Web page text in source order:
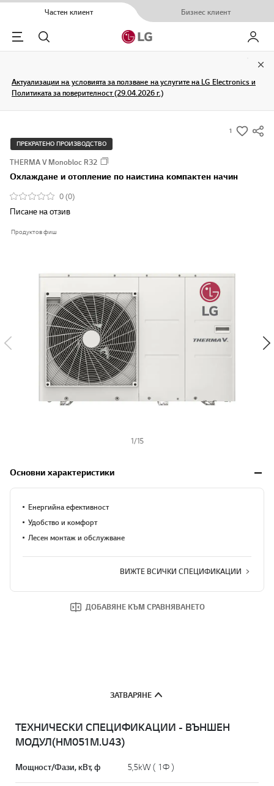
Частен клиент Бизнес клиент
Menu
Търсене Моят
Актуализации на условията за ползване на услугите на LG Electronics и
Политиката за поверителност (29.04.2026 г.)
1
s
ПРЕКРАТЕНО ПРОИЗВОДСТВО
THERMA V Monobloc R32
Охлаждане и отопление по наистина компактен начин
0 (0)
Писане на отзив
Продуктов фиш
1/15
Основни характеристики
Енергийна ефективност
Удобство и комфорт
Лесен монтаж и обслужване
ВИЖТЕ ВСИЧКИ СПЕЦИФИКАЦИИ
ДОБАВЯНЕ КЪМ СРАВНЯВАНЕТО
ЗАТВАРЯНЕ
ТЕХНИЧЕСКИ СПЕЦИФИКАЦИИ - ВЪНШЕН
МОДУЛ(HM051M.U43)
Мощност/Фази, кВт, ф 5,5kW ( 1Ф )